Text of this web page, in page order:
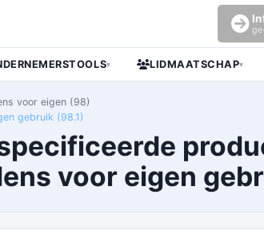
▾ LIDMAATSCHAP▾
voor eigen (98)
gebruik (98.1)
voor eigen